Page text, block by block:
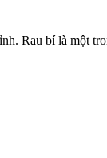
Rau bí là một